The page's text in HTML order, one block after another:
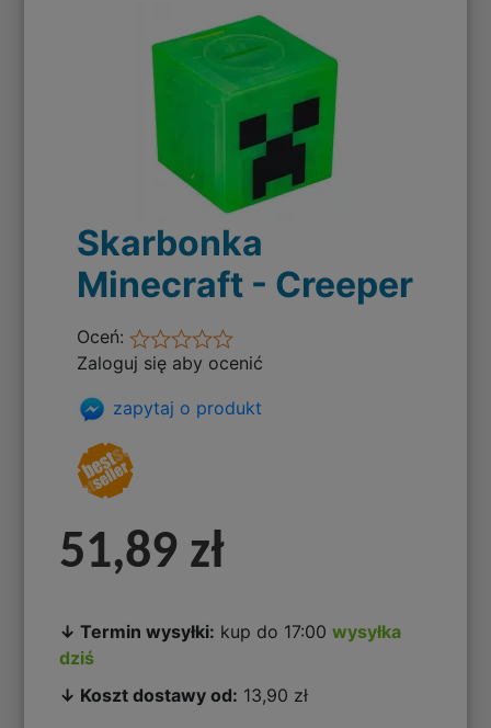
Skarbonka
Minecraft - Creeper
Oceń:
Zaloguj się aby ocenić
zapytaj o produkt
51,89 zł
↓ Termin wysyłki: kup do 17:00wysyłka
dziś
↓ Koszt dostawy od: 13,90 zł